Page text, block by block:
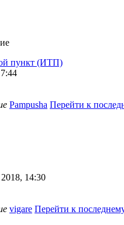
пункт (ИТП)
Pampusha Перейти к
14:30
vigare Перейти к